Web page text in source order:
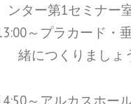
ンター第1セミナー室
～プラカード・
緒につくりましょ